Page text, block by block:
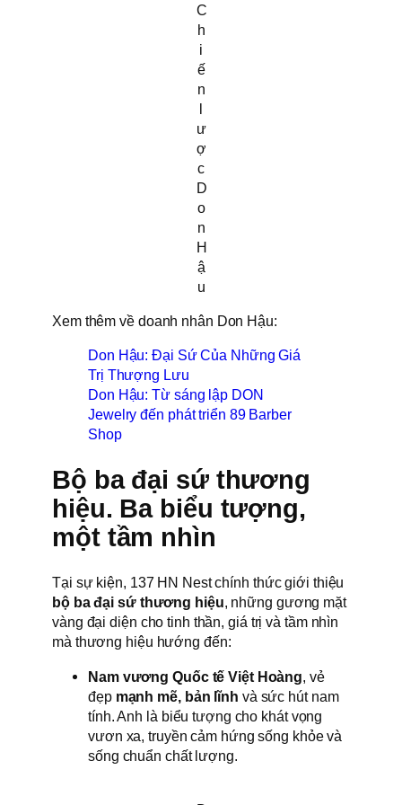
C
h
i
ế
n
l
ư
ợ
c
D
o
n
H
ậ
u
Xem thêm về doanh nhân Don Hậu:
Don Hậu: Đại Sứ Của Những Giá
Trị Thượng Lưu
Don Hậu: Từ sáng lập DON
Jewelry đến phát triển 89 Barber
Shop
Bộ ba đại sứ thương
hiệu. Ba biểu tượng,
một tầm nhìn
Tại sự kiện, 137 HN Nest chính thức giới thiệu
bộ ba đại sứ thương hiệu, những gương mặt
vàng đại diện cho tinh thần, giá trị và tầm nhìn
mà thương hiệu hướng đến:
Nam vương Quốc tế Việt Hoàng, vẻ
đẹp mạnh mẽ, bản lĩnh và sức hút nam
tính. Anh là biểu tượng cho khát vọng
vươn xa, truyền cảm hứng sống khỏe và
sống chuẩn chất lượng.